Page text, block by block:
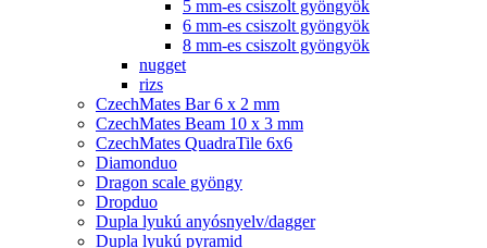
5 mm-es csiszolt gyöngyök
6 mm-es csiszolt gyöngyök
8 mm-es csiszolt gyöngyök
nugget
rizs
CzechMates Bar 6 x 2 mm
CzechMates Beam 10 x 3 mm
CzechMates QuadraTile 6x6
Diamonduo
Dragon scale gyöngy
Dropduo
Dupla lyukú anyósnyelv/dagger
Dupla lyukú pyramid